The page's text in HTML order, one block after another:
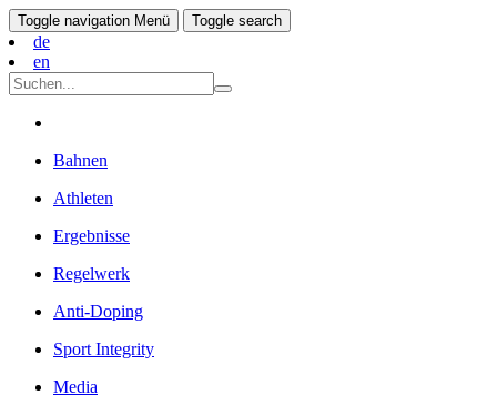
Toggle navigation Menü Toggle search
de
en
Bahnen
Athleten
Ergebnisse
Regelwerk
Anti-Doping
Sport Integrity
Media